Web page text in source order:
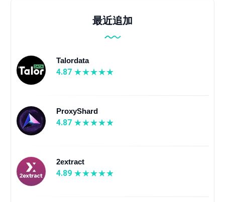
最近追加
Talordata
4.87
ProxyShard
4.87
2extract
4.89